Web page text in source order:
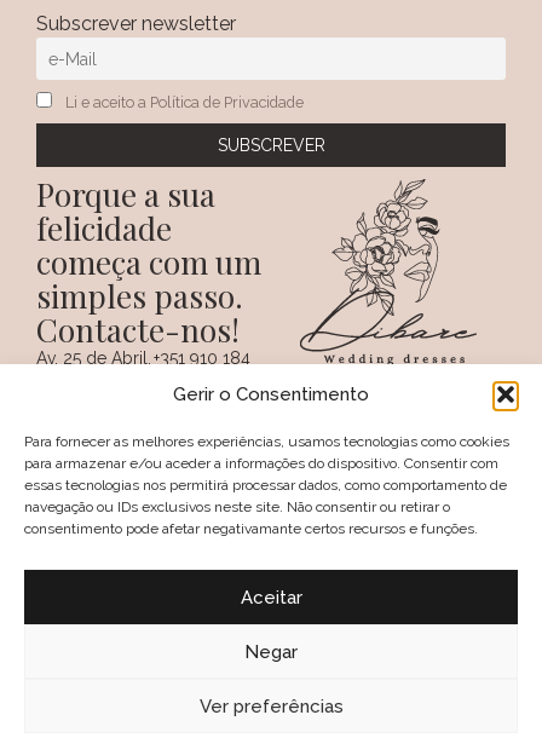
Gerir o Consentimento
Para fornecer as melhores experiências, usamos tecnologias como cookies
para armazenar e/ou aceder a informações do dispositivo. Consentir com
essas tecnologias nos permitirá processar dados, como comportamento de
navegação ou IDs exclusivos neste site. Não consentir ou retirar o
consentimento pode afetar negativamante certos recursos e funções.
Aceitar
Negar
Ver preferências
Subscrever newsletter
Li e aceito a Política de Privacidade
Porque a sua
felicidade
começa com um
simples passo.
Contacte-nos!
Av. 25 de Abril,
PORTUGAL
+351 910 184
(Chamada para a
nacional)
+351 274 094
097
(Chamada para a
rede fixa nacional)
geral@dibare.com
SOCIAIS
Avisos legais
Política de Privacidade
Livro de reclamações
Política de Cookies (UE)
2025, Dibare, Wedding Dresses